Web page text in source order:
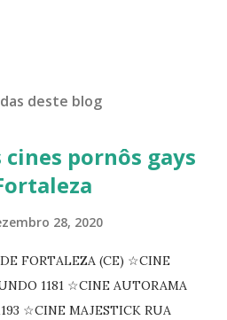
deste blog
cines pornôs gays
28, 2020
FORTALEZA (CE) ☆CINE
1181 ☆CINE AUTORAMA
☆CINE MAJESTICK RUA